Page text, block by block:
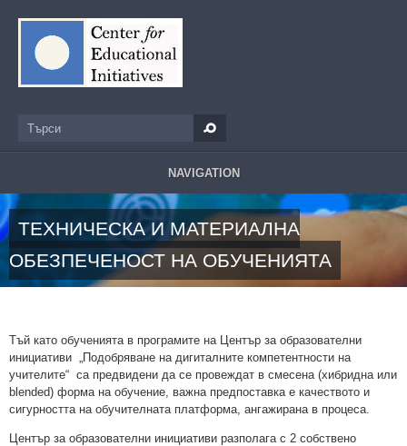
Търси
NAVIGATION
ТЕХНИЧЕСКА И МАТЕРИАЛНА
ОБЕЗПЕЧЕНОСТ НА ОБУЧЕНИЯТА
Тъй като обученията в програмите на Център за образователни
инициативи „Подобряване на дигиталните компетентности на
учителите“ са предвидени да се провеждат в смесена (хибридна или
blended) форма на обучение, важна предпоставка е качеството и
сигурността на обучителната платформа, ангажирана в процеса.
Център за образователни инициативи разполага с 2 собствено